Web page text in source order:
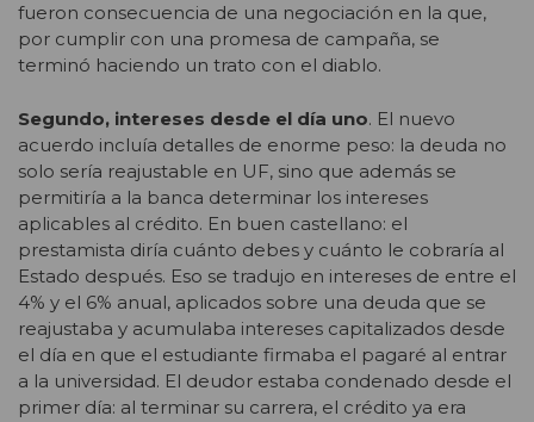
fueron consecuencia de una negociación en la que,
por cumplir con una promesa de campaña, se
terminó haciendo un trato con el diablo.
Segundo, intereses desde el día uno. El nuevo
acuerdo incluía detalles de enorme peso: la deuda no
solo sería reajustable en UF, sino que además se
permitiría a la banca determinar los intereses
aplicables al crédito. En buen castellano: el
prestamista diría cuánto debes y cuánto le cobraría al
Estado después. Eso se tradujo en intereses de entre el
4% y el 6% anual, aplicados sobre una deuda que se
reajustaba y acumulaba intereses capitalizados desde
el día en que el estudiante firmaba el pagaré al entrar
a la universidad. El deudor estaba condenado desde el
primer día: al terminar su carrera, el crédito ya era